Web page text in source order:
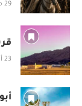
29 مايو، 2026
23 أبريل، 2025